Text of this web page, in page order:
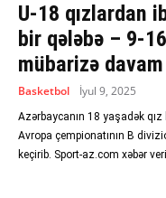
U-18 qızlardan
bir qələbə – 9-
mübarizə
Basketbol
İyul 9, 2025
Azərbaycanın 18 yaşadək
Avropa çempionatının B
keçirib. Sport-az.com xəbər